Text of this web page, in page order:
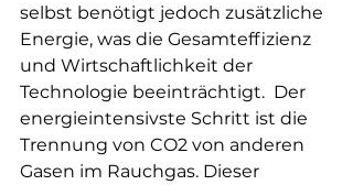
selbst benötigt jedoch zusätzliche
Energie, was die Gesamteffizienz
und Wirtschaftlichkeit der
Technologie beeinträchtigt.  Der
energieintensivste Schritt ist die
Trennung von CO2 von anderen
Gasen im Rauchgas. Dieser